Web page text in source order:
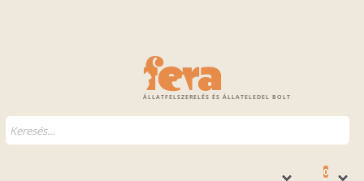
ÁLLATFELSZERELÉS ÉS ÁLLATELEDEL BOLT
0